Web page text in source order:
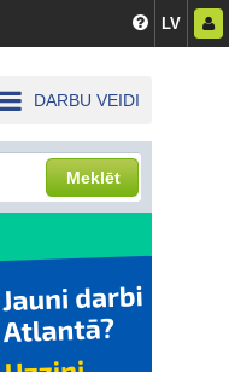
LV
DARBU VEIDI
Meklēt